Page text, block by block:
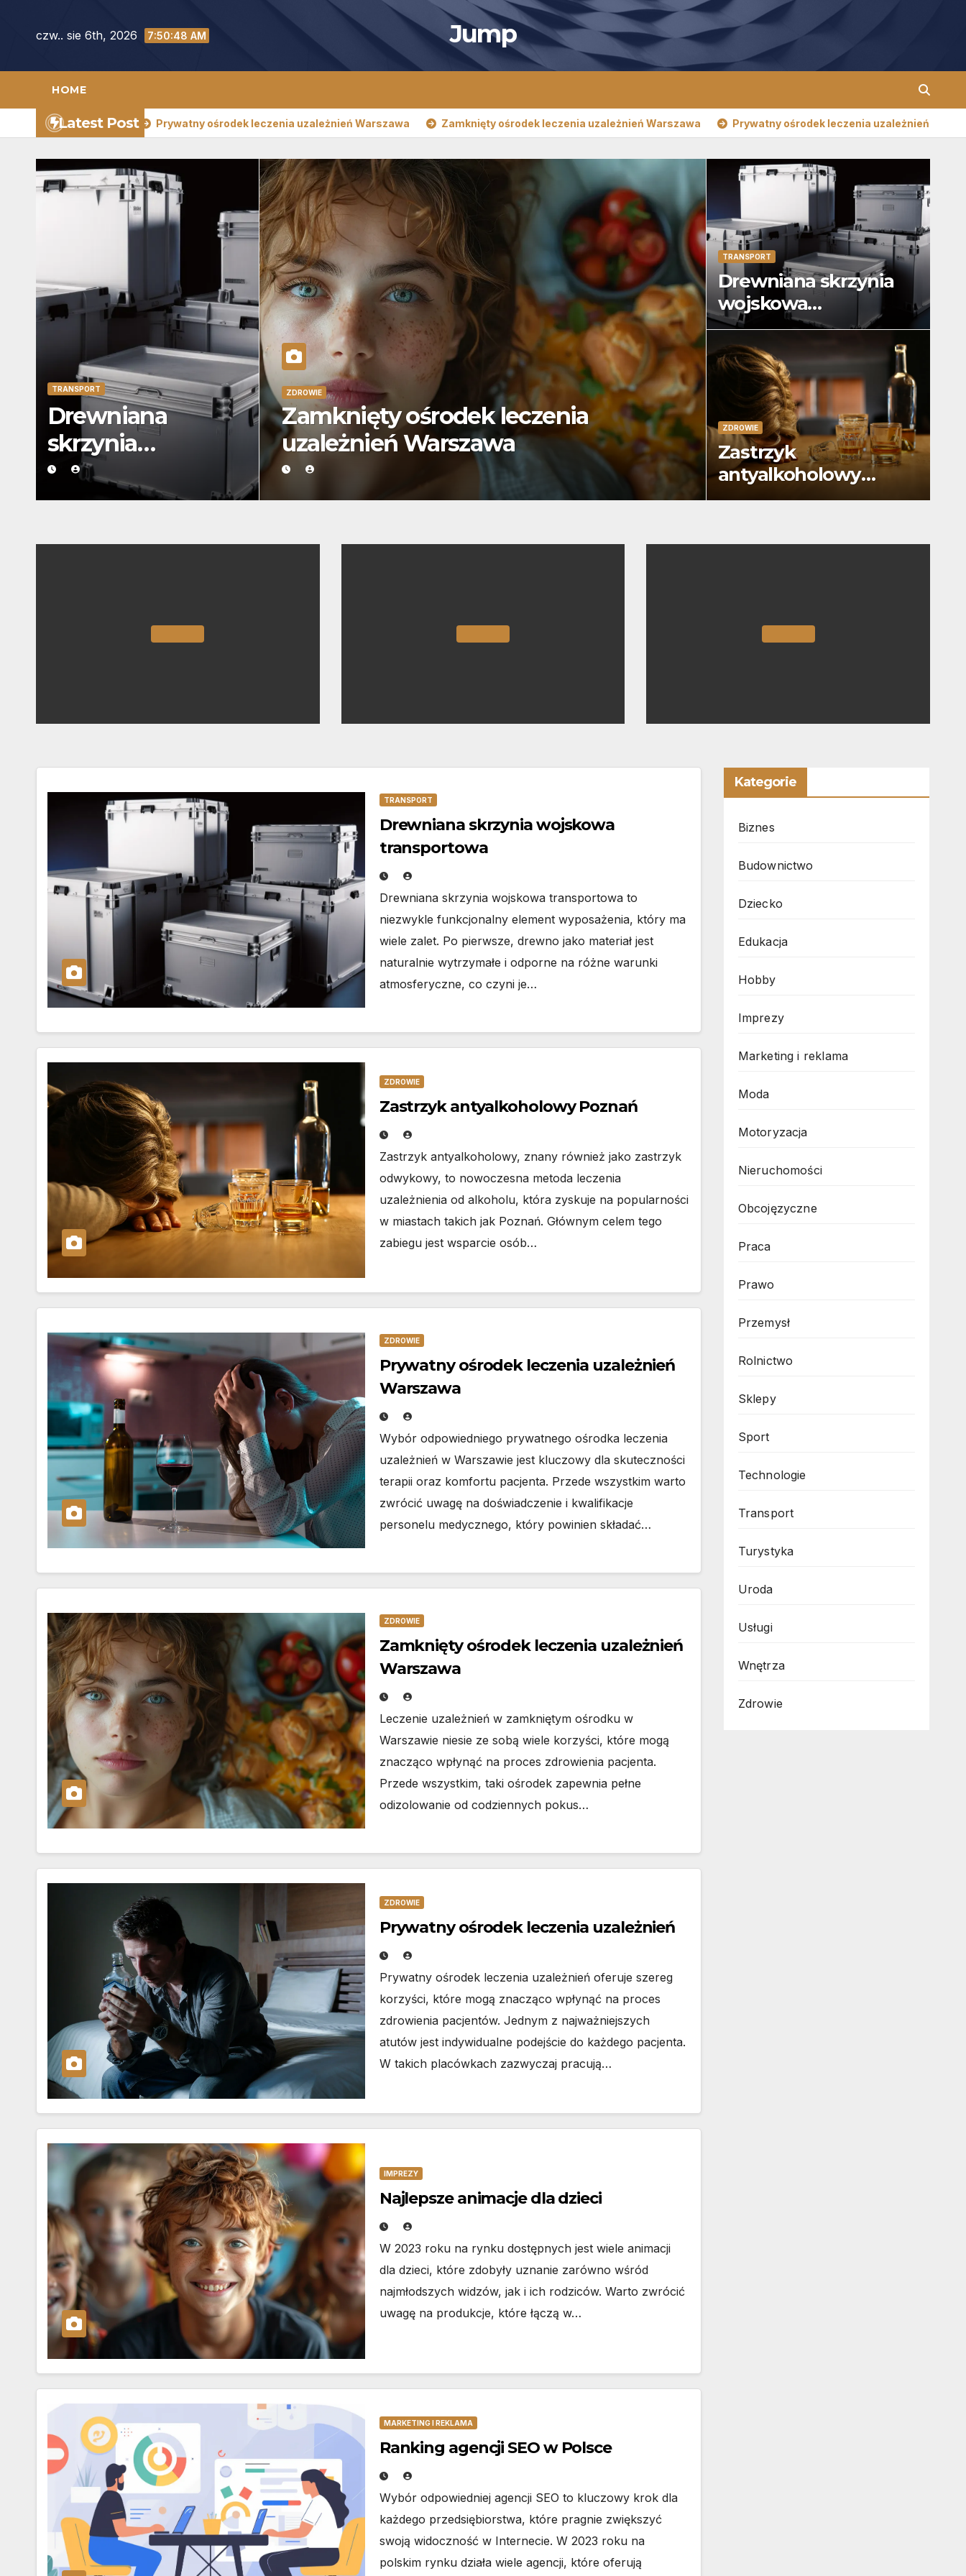
czw.. sie 6th, 2026 7:50:50 AM Jump
HOME
Latest Post
Poznań Prywatny ośrodek leczenia uzależnień Warszawa Zamknięty ośrodek leczenia uzależnień Warszawa Prywatny ośrodek leczenia uzależnień Drewniana
TRANSPORT
Drewniana
skrzynia
wojskowa
transportowa
leczenia
ZDROWIE
Prywatny ośrodek leczenia
uzależnień
TRANSPORT
Drewniana skrzynia
wojskowa
transportowa
ZDROWIE
Zastrzyk
antyalkoholowy
Poznań
TRANSPORT
Drewniana skrzynia wojskowa
transportowa
Drewniana skrzynia wojskowa transportowa to
niezwykle funkcjonalny element wyposażenia, który ma
wiele zalet. Po pierwsze, drewno jako materiał jest
naturalnie wytrzymałe i odporne na różne warunki
atmosferyczne, co czyni je…
ZDROWIE
Zastrzyk antyalkoholowy Poznań
Zastrzyk antyalkoholowy, znany również jako zastrzyk
odwykowy, to nowoczesna metoda leczenia
uzależnienia od alkoholu, która zyskuje na popularności
w miastach takich jak Poznań. Głównym celem tego
zabiegu jest wsparcie osób…
ZDROWIE
Prywatny ośrodek leczenia uzależnień
Warszawa
Wybór odpowiedniego prywatnego ośrodka leczenia
uzależnień w Warszawie jest kluczowy dla skuteczności
terapii oraz komfortu pacjenta. Przede wszystkim warto
zwrócić uwagę na doświadczenie i kwalifikacje
personelu medycznego, który powinien składać…
ZDROWIE
Zamknięty ośrodek leczenia uzależnień
Warszawa
Leczenie uzależnień w zamkniętym ośrodku w
Warszawie niesie ze sobą wiele korzyści, które mogą
znacząco wpłynąć na proces zdrowienia pacjenta.
Przede wszystkim, taki ośrodek zapewnia pełne
odizolowanie od codziennych pokus…
ZDROWIE
Prywatny ośrodek leczenia uzależnień
Prywatny ośrodek leczenia uzależnień oferuje szereg
korzyści, które mogą znacząco wpłynąć na proces
zdrowienia pacjentów. Jednym z najważniejszych
atutów jest indywidualne podejście do każdego pacjenta.
W takich placówkach zazwyczaj pracują…
IMPREZY
Najlepsze animacje dla dzieci
W 2023 roku na rynku dostępnych jest wiele animacji
dla dzieci, które zdobyły uznanie zarówno wśród
najmłodszych widzów, jak i ich rodziców. Warto zwrócić
uwagę na produkcje, które łączą w…
MARKETING I REKLAMA
Ranking agencji SEO w Polsce
Wybór odpowiedniej agencji SEO to kluczowy krok dla
każdego przedsiębiorstwa, które pragnie zwiększyć
swoją widoczność w Internecie. W 2023 roku na
polskim rynku działa wiele agencji, które oferują
Kategorie
Biznes
Budownictwo
Dziecko
Edukacja
Hobby
Imprezy
Marketing i reklama
Moda
Motoryzacja
Nieruchomości
Obcojęzyczne
Praca
Prawo
Przemysł
Rolnictwo
Sklepy
Sport
Technologie
Transport
Turystyka
Uroda
Usługi
Wnętrza
Zdrowie